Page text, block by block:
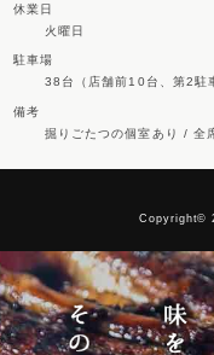
休業日
火曜日
駐車場
38台（店舗前10台、第2駐
備考
掘りごたつの個室あり / 全
Copyright©